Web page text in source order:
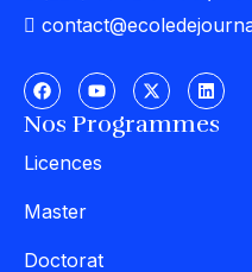
Nos Programmes
Licences
Master
Doctorat